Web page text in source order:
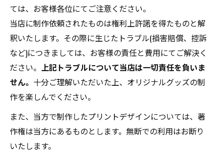
ては、お客様各位にてご注意ください。
当店に制作依頼されたものは権利上許諾を得たものと解
釈いたします。その際に生じたトラブル(損害賠償、控訴
など)につきましては、お客様の責任と費用にてご解決く
ださい。 上記トラブルについて当店は一切責任を負いま
せん。 十分ご理解いただいた上、オリジナルグッズの制
作を楽しんでください。
また、当方で制作したプリントデザインについては、著
作権は当方にあるものとします。無断での利用はお断り
いたします。